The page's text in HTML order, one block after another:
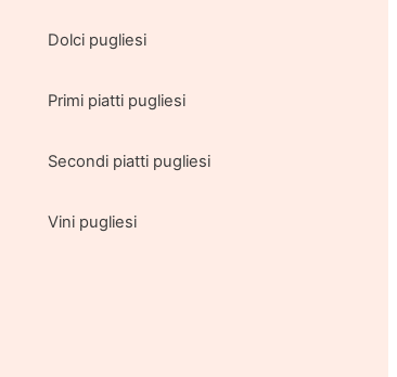
Dolci pugliesi
Primi piatti pugliesi
Secondi piatti pugliesi
Vini pugliesi